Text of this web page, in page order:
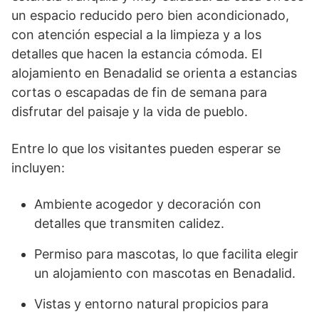
un espacio reducido pero bien acondicionado,
con atención especial a la limpieza y a los
detalles que hacen la estancia cómoda. El
alojamiento en Benadalid se orienta a estancias
cortas o escapadas de fin de semana para
disfrutar del paisaje y la vida de pueblo.
Entre lo que los visitantes pueden esperar se
incluyen:
Ambiente acogedor y decoración con
detalles que transmiten calidez.
Permiso para mascotas, lo que facilita elegir
un alojamiento con mascotas en Benadalid.
Vistas y entorno natural propicios para